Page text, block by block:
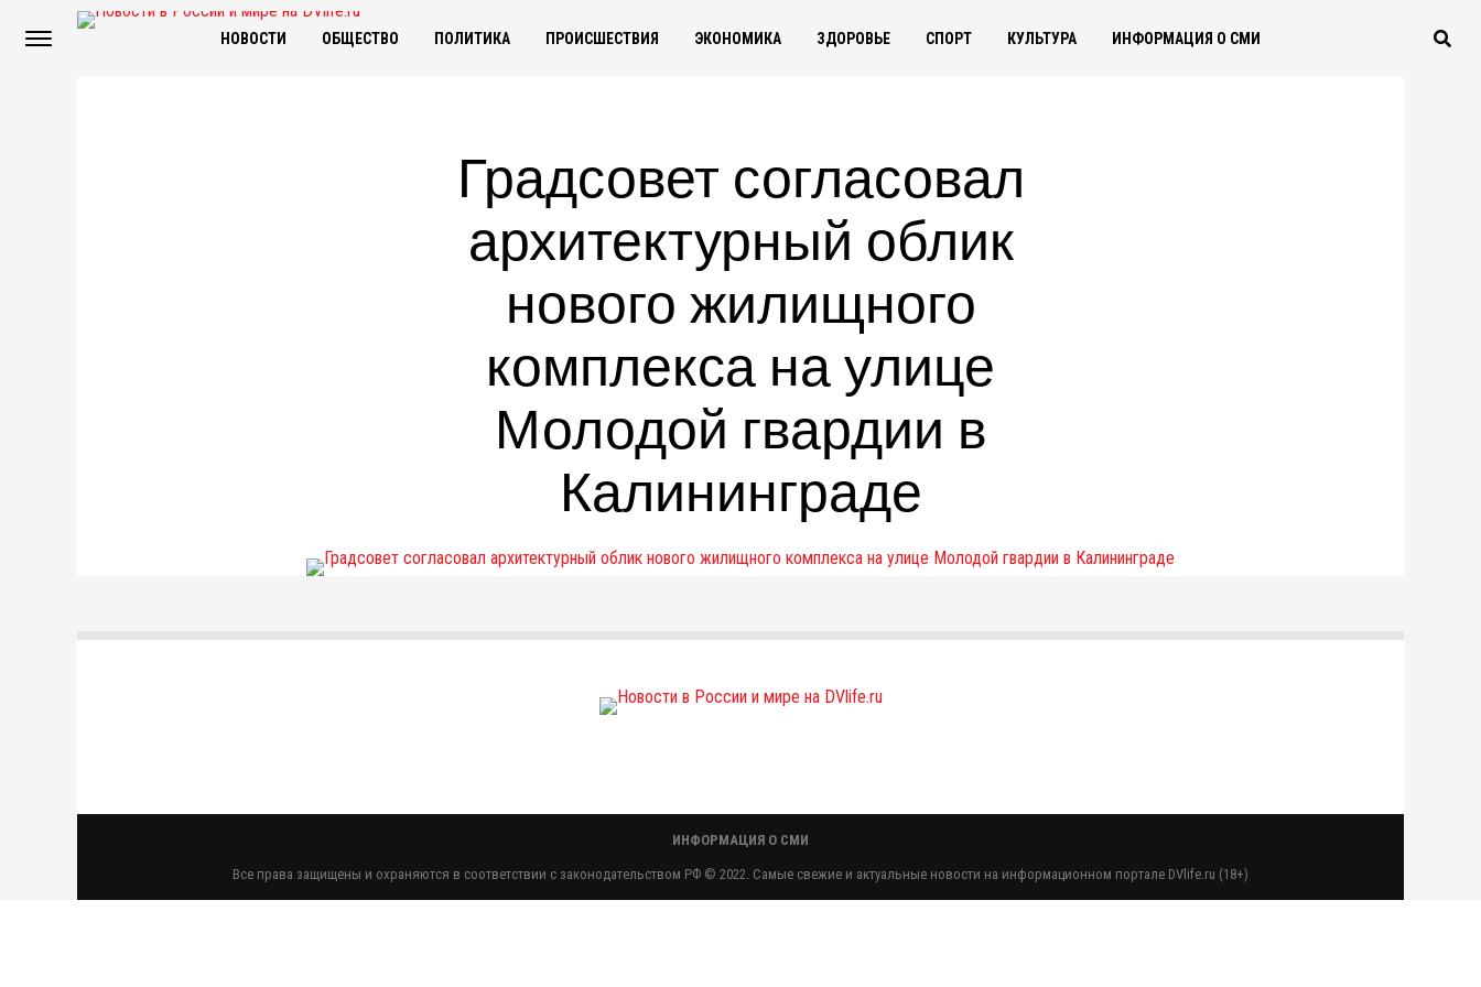
НОВОСТИ ОБЩЕСТВО ПОЛИТИКА ПРОИСШЕСТВИЯ ЭКОНОМИКА ЗДОРОВЬЕ СПОРТ КУЛЬТУРА ИНФОРМАЦИЯ О СМИ
Градсовет согласовал
архитектурный облик
нового жилищного
комплекса на улице
Молодой гвардии в
Калининграде
ИНФОРМАЦИЯ О СМИ
Все права защищены и охраняются в соответствии с законодательством РФ © 2022. Самые свежие и актуальные новости на информационном портале DVlife.ru (18+)